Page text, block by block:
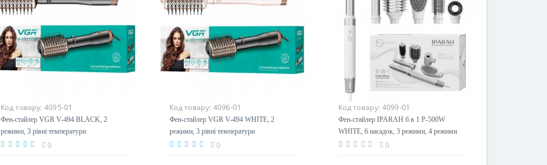
Код товару: 4095-01
Фен-стайлер VGR V-494 BLACK, 2
режими, 3 рівні температури
0
Код товару: 4096-01
Фен-стайлер VGR V-494 WHITE, 2
режими, 3 рівні температури
0
Код товару: 4099-01
Фен-стайлер IPARAH 6 в 1 P-500W
WHITE, 6 насадок, 3 режими, 4 режими
температури, 110000 RPM, 1400W
0